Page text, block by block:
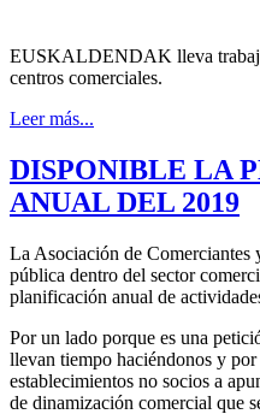
EUSKALDENDAK lleva
centros comerciales.
Leer más...
DISPONIBLE LA
ANUAL DEL 2019
La Asociación de Comerciantes
pública dentro del sector
planificación anual de
Por un lado porque es una
llevan tiempo haciéndonos y
establecimientos no socios a
de dinamización comercial que